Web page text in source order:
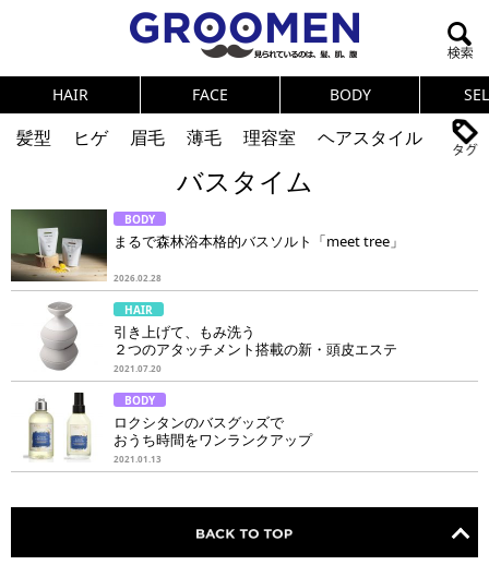
HAIR FACE BODY
髪型 ヒゲ 眉毛 薄毛 理容室
ヘアスタイル
体臭 ニオイ
連載
メンズコスメ
NEWS PICK UP 筋肉
女の本音
テストステロン
健康
スキンケア 食事
調査結果
トレーニング
好印象な男
頭皮ケア
ダイエット
理容室
バスタイム
BODY
まるで森林浴本格的バスソルト「meet tree」
2026.02.28
HAIR
引き上げて、もみ洗う
２つのアタッチメント搭載の新・頭皮エステ
2021.07.20
BODY
ロクシタンのバスグッズで
おうち時間をワンランクアップ
2021.01.13